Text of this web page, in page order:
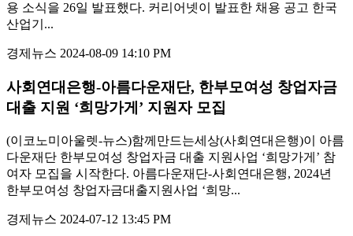
용 소식을 26일 발표했다. 커리어넷이 발표한 채용 공고 한국
산업기...
경제뉴스 2024-08-09 14:10 PM
사회연대은행-아름다운재단, 한부모여성 창업자금
대출 지원 ‘희망가게’ 지원자 모집
(이코노미아울렛-뉴스)함께만드는세상(사회연대은행)이 아름
다운재단 한부모여성 창업자금 대출 지원사업 ‘희망가게’ 참
여자 모집을 시작한다. 아름다운재단-사회연대은행, 2024년
한부모여성 창업자금대출지원사업 ‘희망...
경제뉴스 2024-07-12 13:45 PM